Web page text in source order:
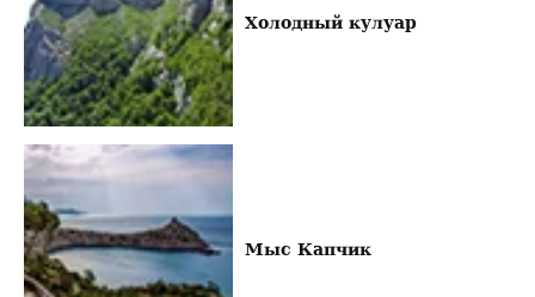
Холодный кулуар
Мыс Капчик